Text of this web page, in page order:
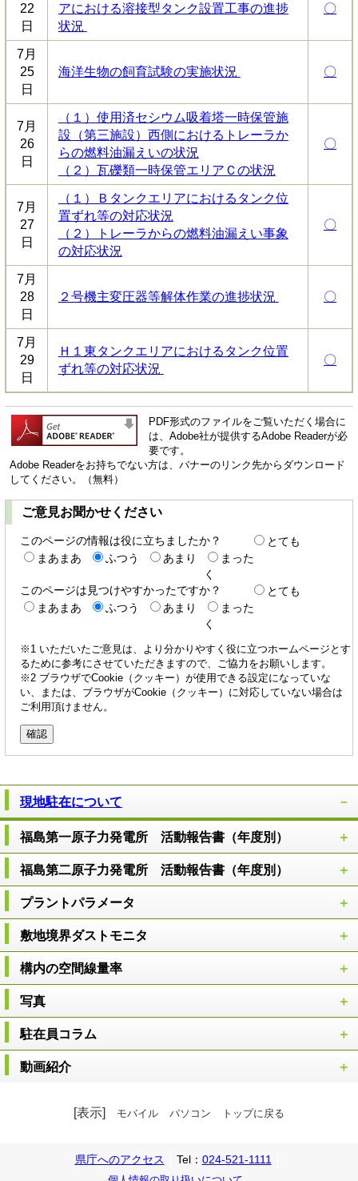
22
日
アにおける溶接型タンク設置工事の進捗
状況
〇
7月
25
日
海洋生物の飼育試験の実施状況 〇
7月
26
日
（１）使用済セシウム吸着塔一時保管施
設（第三施設）西側におけるトレーラか
らの燃料油漏えいの状況
（２）瓦礫類一時保管エリアＣの状況
〇
7月
27
日
（１）Ｂタンクエリアにおけるタンク位
置ずれ等の対応状況
（２）トレーラからの燃料油漏えい事象
の対応状況
〇
7月
28
日
２号機主変圧器等解体作業の進捗状況 〇
7月
29
日
Ｈ１東タンクエリアにおけるタンク位置
ずれ等の対応状況
〇
PDF形式のファイルをご覧いただく場合に
は、Adobe社が提供するAdobe Readerが必
要です。
Adobe Readerをお持ちでない方は、バナーのリンク先からダウンロード
してください。（無料）
ご意見お聞かせください
このページの情報は役に立ちましたか？
とても
まあまあ
ふつう あまり
まった
く
このページは見つけやすかったですか？
とても
まあまあ
ふつう あまり
まった
く
※1 いただいたご意見は、より分かりやすく役に立つホームページとす
るために参考にさせていただきますので、ご協力をお願いします。
※2 ブラウザでCookie（クッキー）が使用できる設定になっていな
い、または、ブラウザがCookie（クッキー）に対応していない場合は
ご利用頂けません。
現地駐在について
福島第一原子力発電所 活動報告書（年度別）
福島第二原子力発電所 活動報告書（年度別）
プラントパラメータ
敷地境界ダストモニタ
構内の空間線量率
写真
駐在員コラム
動画紹介
[表示] モバイル パソコン トップに戻る
県庁へのアクセス Tel： 024-521-1111